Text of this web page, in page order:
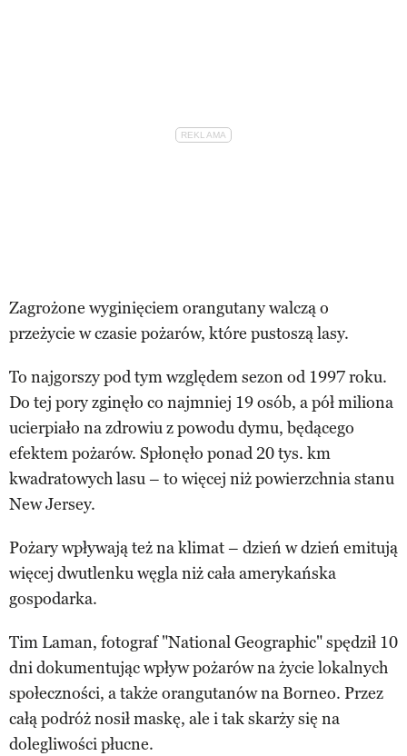
Zagrożone wyginięciem orangutany walczą o
przeżycie w czasie pożarów, które pustoszą lasy.
To najgorszy pod tym względem sezon od 1997 roku.
Do tej pory zginęło co najmniej 19 osób, a pół miliona
ucierpiało na zdrowiu z powodu dymu, będącego
efektem pożarów. Spłonęło ponad 20 tys. km
kwadratowych lasu – to więcej niż powierzchnia stanu
New Jersey.
Pożary wpływają też na klimat – dzień w dzień emitują
więcej dwutlenku węgla niż cała amerykańska
gospodarka.
Tim Laman, fotograf "National Geographic" spędził 10
dni dokumentując wpływ pożarów na życie lokalnych
społeczności, a także orangutanów na Borneo. Przez
całą podróż nosił maskę, ale i tak skarży się na
dolegliwości płucne.